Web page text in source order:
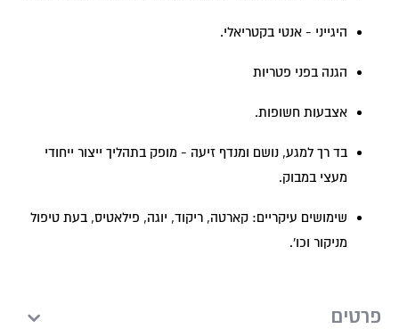
היגייני - אנטי בקטריאלי.
הגנה בפני פטריות
אצבעות חשופות.
בד רך למגע, נושם ומנדף זיעה - מופק בתהליך ייצור ייחודי
מעצי במבוק.
שימושים עיקריים: קארטה, ריקוד, יוגה, פילאטיס, בעת טיפול
מניקור וכו'.
פרטים